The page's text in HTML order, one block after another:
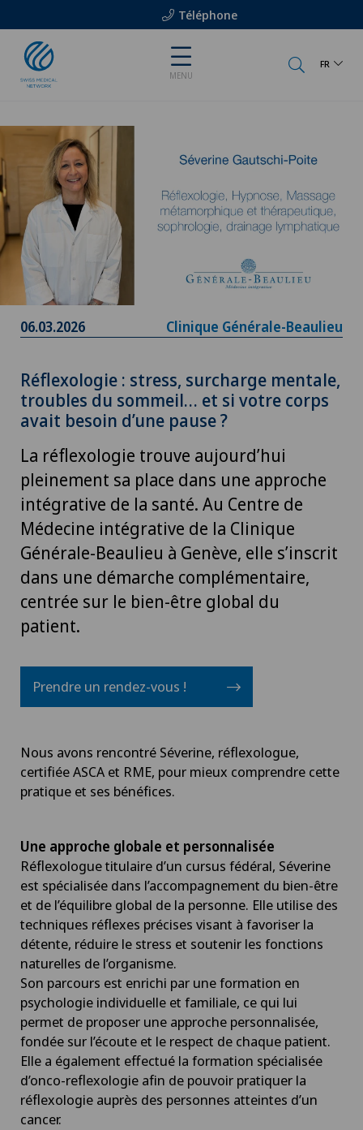
Téléphone
MENU
FR
06.03.2026 Clinique Générale-Beaulieu
Réflexologie : stress, surcharge mentale,
troubles du sommeil… et si votre corps
avait besoin d’une pause ?
La réflexologie trouve aujourd’hui
pleinement sa place dans une approche
intégrative de la santé. Au Centre de
Médecine intégrative de la Clinique
Générale-Beaulieu à Genève, elle s’inscrit
dans une démarche complémentaire,
centrée sur le bien-être global du
patient.
Prendre un rendez-vous !
Nous avons rencontré Séverine, réflexologue,
certifiée ASCA et RME, pour mieux comprendre cette
pratique et ses bénéfices.
Une approche globale et personnalisée
Réflexologue titulaire d’un cursus fédéral, Séverine
est spécialisée dans l’accompagnement du bien-être
et de l’équilibre global de la personne. Elle utilise des
techniques réflexes précises visant à favoriser la
détente, réduire le stress et soutenir les fonctions
naturelles de l’organisme.
Son parcours est enrichi par une formation en
psychologie individuelle et familiale, ce qui lui
permet de proposer une approche personnalisée,
fondée sur l’écoute et le respect de chaque patient.
Elle a également effectué la formation spécialisée
d’onco-reflexologie afin de pouvoir pratiquer la
réflexologie auprès des personnes atteintes d’un
cancer.